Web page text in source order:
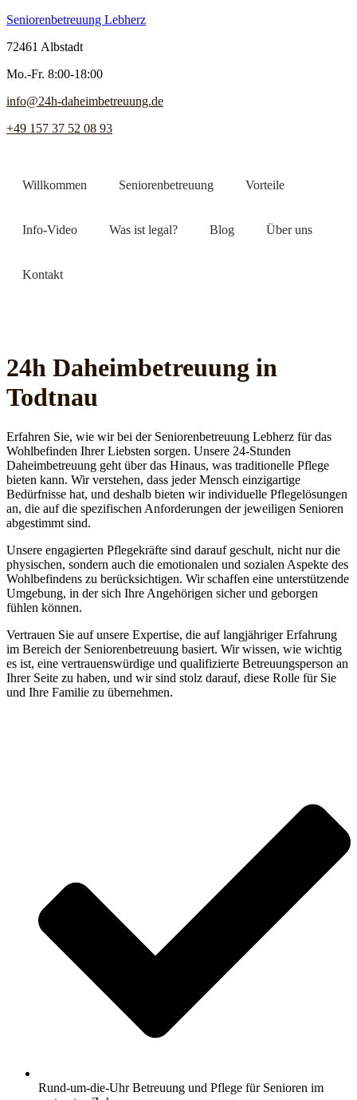
Seniorenbetreuung Lebherz
72461 Albstadt
Mo.-Fr. 8:00-18:00
info@24h-daheimbetreuung.de
+49 157 37 52 08 93
Willkommen Seniorenbetreuung Vorteile
Info-Video Was ist legal? Blog Über uns
Kontakt
24h Daheim­betreuung in
Todtnau
Erfahren Sie, wie wir bei der Seniorenbetreuung Lebherz für das
Wohlbefinden Ihrer Liebsten sorgen. Unsere 24-Stunden
Daheimbetreuung geht über das Hinaus, was traditionelle Pflege
bieten kann. Wir verstehen, dass jeder Mensch einzigartige
Bedürfnisse hat, und deshalb bieten wir individuelle Pflegelösungen
an, die auf die spezifischen Anforderungen der jeweiligen Senioren
abgestimmt sind.
Unsere engagierten Pflegekräfte sind darauf geschult, nicht nur die
physischen, sondern auch die emotionalen und sozialen Aspekte des
Wohlbefindens zu berücksichtigen. Wir schaffen eine unterstützende
Umgebung, in der sich Ihre Angehörigen sicher und geborgen
fühlen können.
Vertrauen Sie auf unsere Expertise, die auf langjähriger Erfahrung
im Bereich der Seniorenbetreuung basiert. Wir wissen, wie wichtig
es ist, eine vertrauenswürdige und qualifizierte Betreuungsperson an
Ihrer Seite zu haben, und wir sind stolz darauf, diese Rolle für Sie
und Ihre Familie zu übernehmen.
Rund-um-die-Uhr Betreuung und Pflege für Senioren im